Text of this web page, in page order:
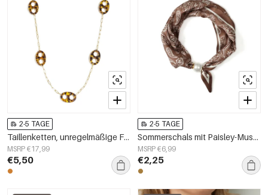
2-5 TAGE
Taillenketten, unregelmäßige Form, schlichtes Edelstahl, Alltagsaccessoires
MSRP €17,99
€5,50
2-5 TAGE
Sommerschals mit Paisley-Muster, lässig, aus Polyester, Accessoires für jeden Tag
MSRP €6,99
€2,25